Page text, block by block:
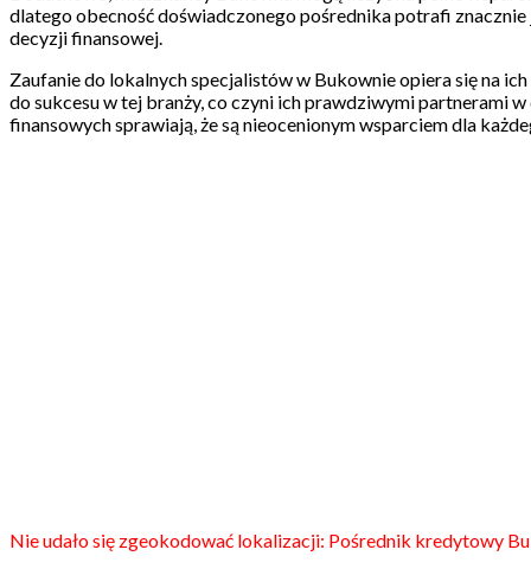
dlatego obecność doświadczonego pośrednika potrafi
decyzji finansowej.
Zaufanie do lokalnych specjalistów w Bukownie opiera się na
do sukcesu w tej branży, co czyni ich prawdziwymi partnerami
finansowych sprawiają, że są nieocenionym wsparciem dla
Nie udało się zgeokodować lokalizacji: Pośrednik kredytowy